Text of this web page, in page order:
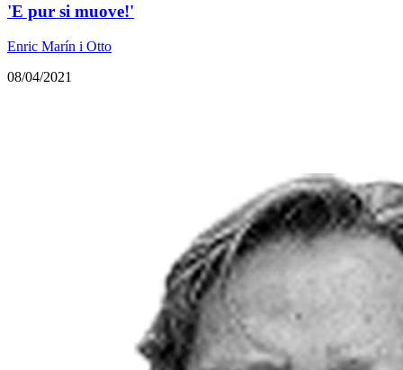
'E pur si muove!'
Enric Marín i Otto
08/04/2021